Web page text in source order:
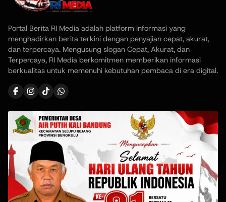
Portal Berita RI Media adalah platform informasi yang
menghadirkan berita terkini dengan penyajian cepat, akurat,
dan terpercaya. Mengusung slogan Cepat, Akurat, dan
Terpercaya, RI Media berkomitmen memberikan informasi
berkualitas untuk memenuhi kebutuhan pembaca di era digital.